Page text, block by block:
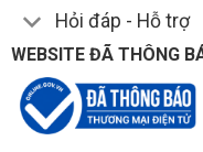
Hỏi đáp - Hỗ trợ
WEBSITE ĐÃ THÔNG